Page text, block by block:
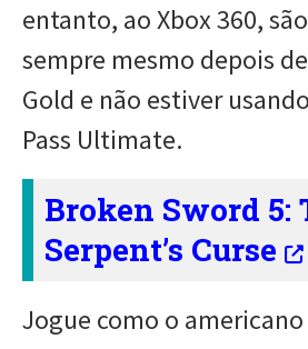
entanto, ao Xbox 360,
sempre mesmo depois
Gold e não estiver
Pass Ultimate.
Broken Sword 5:
Serpent’s Curse
Jogue como o americano